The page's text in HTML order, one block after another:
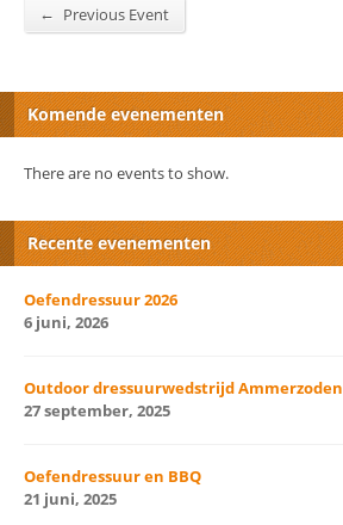
← Previous Event
Komende evenementen
There are no events to show.
Recente evenementen
Oefendressuur 2026
6 juni, 2026
Outdoor dressuurwedstrijd Ammerzoden
27 september, 2025
Oefendressuur en BBQ
21 juni, 2025